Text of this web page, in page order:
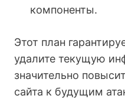
компоненты.
Этот план
удалите текущую
значительно
сайта к будущим